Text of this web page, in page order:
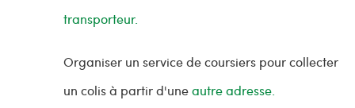
transporteur.
Organiser un service de coursiers pour collecter
un colis à partir d'uneautre adresse.